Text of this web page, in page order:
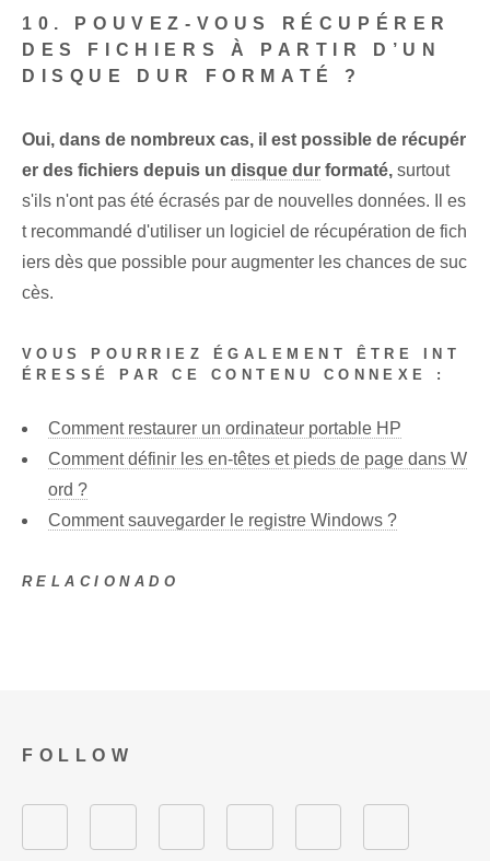
10. POUVEZ-VOUS RÉCUPÉRER
DES FICHIERS À PARTIR D’UN
DISQUE DUR FORMATÉ ?
Oui, dans de nombreux cas, il est possible de récupér
er des fichiers depuis un disque dur formaté, surtout
s'ils n'ont pas été écrasés par de nouvelles données. Il es
t recommandé d'utiliser un logiciel de récupération de fich
iers dès que possible pour augmenter les chances de suc
cès.
VOUS POURRIEZ ÉGALEMENT ÊTRE INT
ÉRESSÉ PAR CE CONTENU CONNEXE :
Comment restaurer un ordinateur portable HP
Comment définir les en-têtes et pieds de page dans W
ord ?
Comment sauvegarder le registre Windows ?
RELACIONADO
FOLLOW